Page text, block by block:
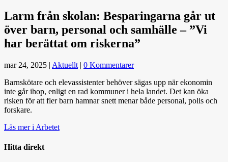
Larm från skolan: Besparingarna går ut
över barn, personal och samhälle – ”Vi
har berättat om riskerna”
mar 24, 2025 | Aktuellt | 0 Kommentarer
Barnskötare och elevassistenter behöver sägas upp när ekonomin
inte går ihop, enligt en rad kommuner i hela landet. Det kan öka
risken för att fler barn hamnar snett menar både personal, polis och
forskare.
Läs mer i Arbetet
Hitta direkt